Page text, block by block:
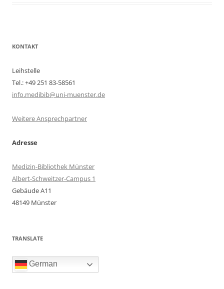
KONTAKT
Leihstelle
Tel.: +49 251 83-58561
info.medibib@uni-muenster.de
Weitere Ansprechpartner
Adresse
Medizin-Bibliothek Münster
Albert-Schweitzer-Campus 1
Gebäude A11
48149 Münster
TRANSLATE
German